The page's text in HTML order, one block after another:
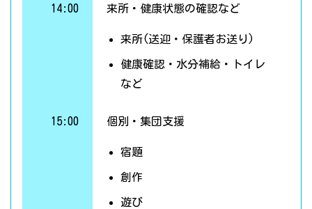
14:00 来所・健康状態の確認など
来所(送迎・保護者お送り)
健康確認・水分補給・トイレ
など
15:00 個別・集団支援
宿題
創作
遊び